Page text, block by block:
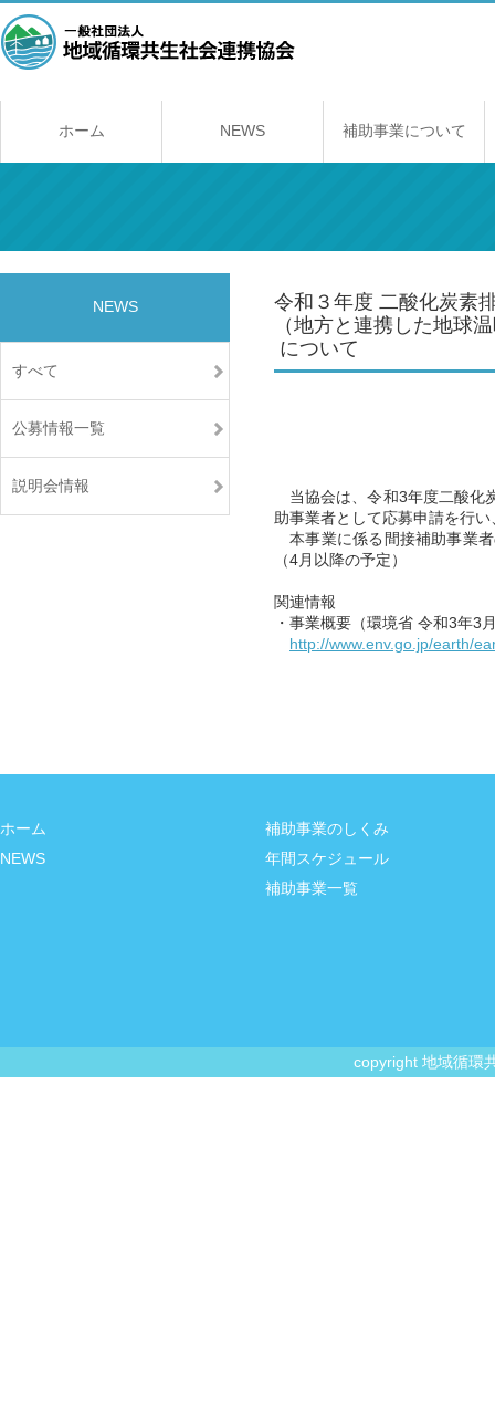
ホーム NEWS 補助事業について
令和３年度 二酸化炭素
（地方と連携した地球
について
当協会は、令和3年度二酸化
助事業者として応募申請を行
本事業に係る間接補助事業
（4月以降の予定）
関連情報
・事業概要（環境省 令和3年3
http://www.env.go.jp/earth/
NEWS
すべて
公募情報一覧
説明会情報
ホーム
NEWS
補助事業のしくみ
年間スケジュール
補助事業一覧
copyright 地域循環